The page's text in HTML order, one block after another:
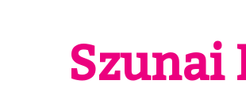
Szunai